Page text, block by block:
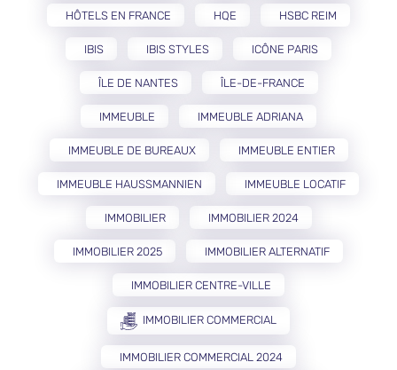
HÔTELS EN FRANCE HQE HSBC REIM
IBIS IBIS STYLES ICÔNE PARIS
ÎLE DE NANTES ÎLE-DE-FRANCE
IMMEUBLE IMMEUBLE ADRIANA
IMMEUBLE DE BUREAUX IMMEUBLE ENTIER
IMMEUBLE HAUSSMANNIEN IMMEUBLE LOCATIF
IMMOBILIER IMMOBILIER 2024
IMMOBILIER 2025 IMMOBILIER ALTERNATIF
IMMOBILIER CENTRE-VILLE
IMMOBILIER COMMERCIAL
IMMOBILIER COMMERCIAL 2024